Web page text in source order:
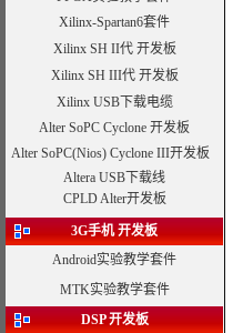
Xilinx-Spartan6套件
Xilinx SH II代 开发板
Xilinx SH III代 开发板
Xilinx USB下载电缆
Alter SoPC Cyclone 开发板
Alter SoPC(Nios) Cyclone III开发板
Altera USB下载线
CPLD Alter开发板
3G手机 开发板
Android实验教学套件
MTK实验教学套件
DSP开发板